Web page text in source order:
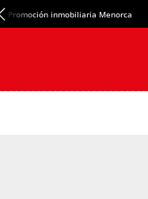
Promoción inmobiliaria Menorca